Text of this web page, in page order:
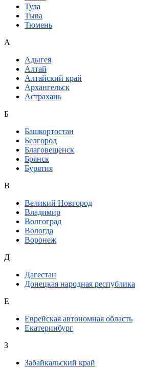
Тула
Тыва
Тюмень
А
Адыгея
Алтай
Алтайский край
Архангельск
Астрахань
Б
Башкортостан
Белгород
Благовещенск
Брянск
Бурятия
В
Великий Новгород
Владимир
Волгоград
Вологда
Воронеж
Д
Дагестан
Донецкая народная республика
Е
Еврейская автономная область
Екатеринбург
З
Забайкальский край